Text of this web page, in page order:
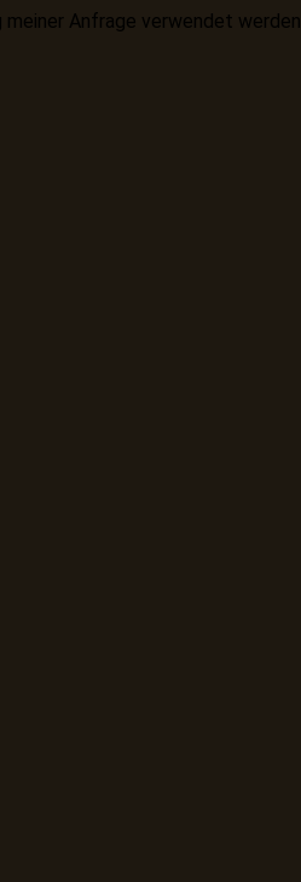
Anfrage verwendet